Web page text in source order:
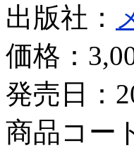
出版社：
価格：
発売日：
商品コー